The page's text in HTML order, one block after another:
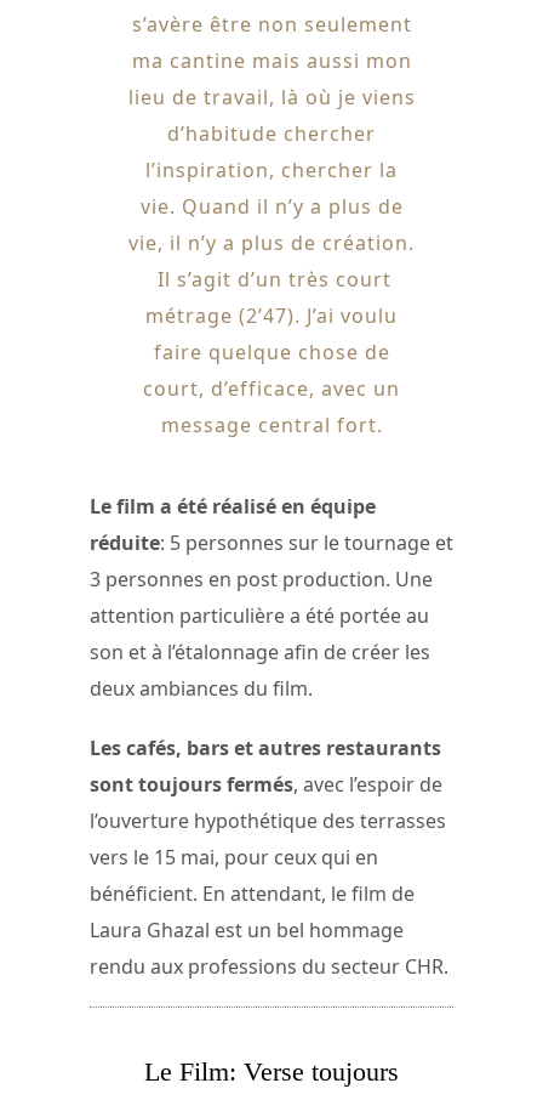
s’avère être non seulement
ma cantine mais aussi mon
lieu de travail, là où je viens
d’habitude chercher
l’inspiration, chercher la
vie. Quand il n’y a plus de
vie, il n’y a plus de création.
Il s’agit d’un très court
métrage (2’47). J’ai voulu
faire quelque chose de
court, d’efficace, avec un
message central fort.
Le film a été réalisé en équipe
réduite: 5 personnes sur le tournage et
3 personnes en post production. Une
attention particulière a été portée au
son et à l’étalonnage afin de créer les
deux ambiances du film.
Les cafés, bars et autres restaurants
sont toujours fermés, avec l’espoir de
l’ouverture hypothétique des terrasses
vers le 15 mai, pour ceux qui en
bénéficient. En attendant, le film de
Laura Ghazal est un bel hommage
rendu aux professions du secteur CHR.
Le Film: Verse toujours